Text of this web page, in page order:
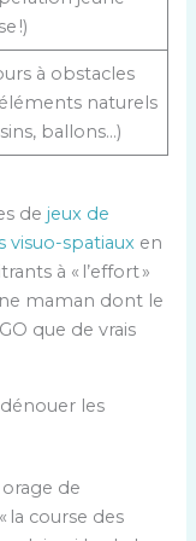
!)
à obstacles
naturels
ballons…)
de jeux de
visuo-spatiaux en
à « l’effort »
maman dont le
que de vrais
les
de
la course des